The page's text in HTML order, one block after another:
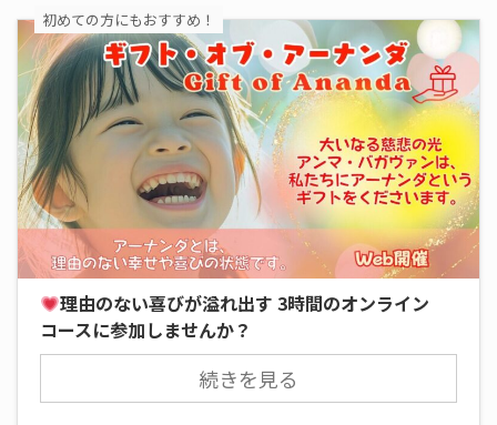
初めての方にもおすすめ！
理由のない喜びが溢れ出す 3時間のオンライン
コースに参加しませんか？
続きを見る